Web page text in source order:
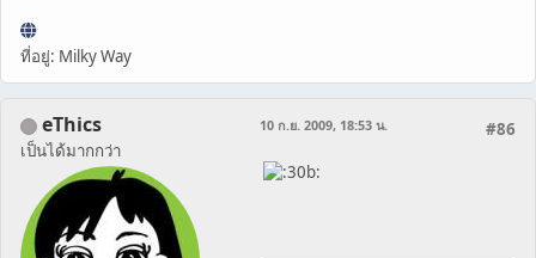
ที่อยู่: Milky Way
eThics
เป็นได้มากกว่า
#86
10 ก.ย. 2009, 18:53 น.